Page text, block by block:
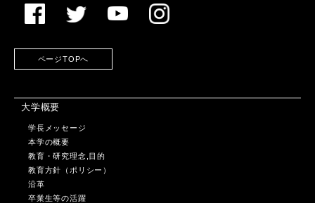
ページTOPへ
大学概要
学長メッセージ
本学の概要
教育・研究理念,目的
教育方針（ポリシー）
沿革
卒業生等の活躍